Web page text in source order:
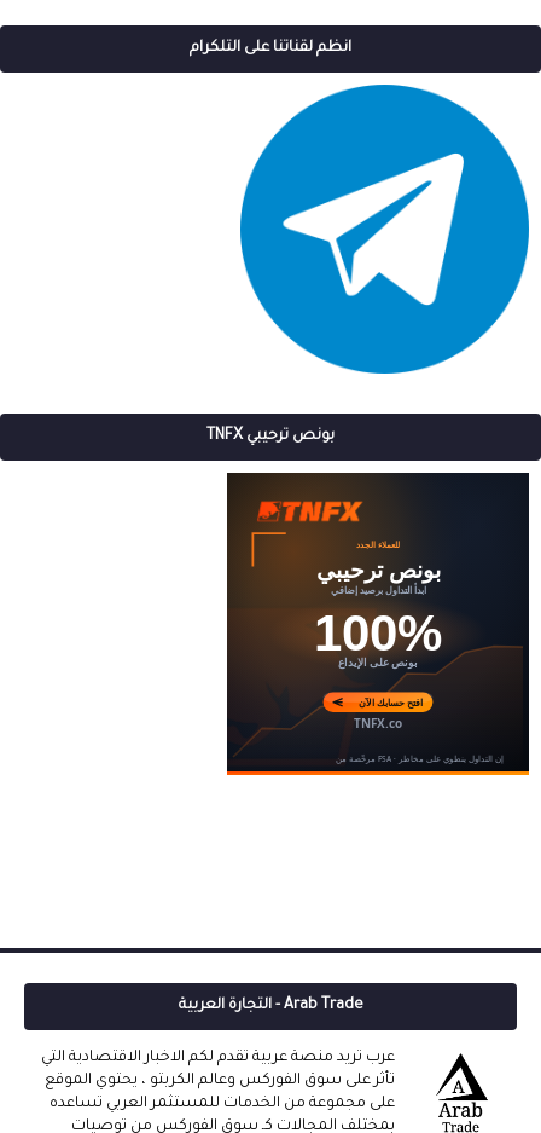
انظم لقناتنا على التلكرام
بونص ترحيبي TNFX
Arab Trade - التجارة العربية
عرب تريد منصة عربية تقدم لكم الاخبار الاقتصادية التي
تأثر على سوق الفوركس وعالم الكربتو ، يحتوي الموقع
على مجموعة من الخدمات للمستثمر العربي تساعده
بمختلف المجالات كـ سوق الفوركس من توصيات